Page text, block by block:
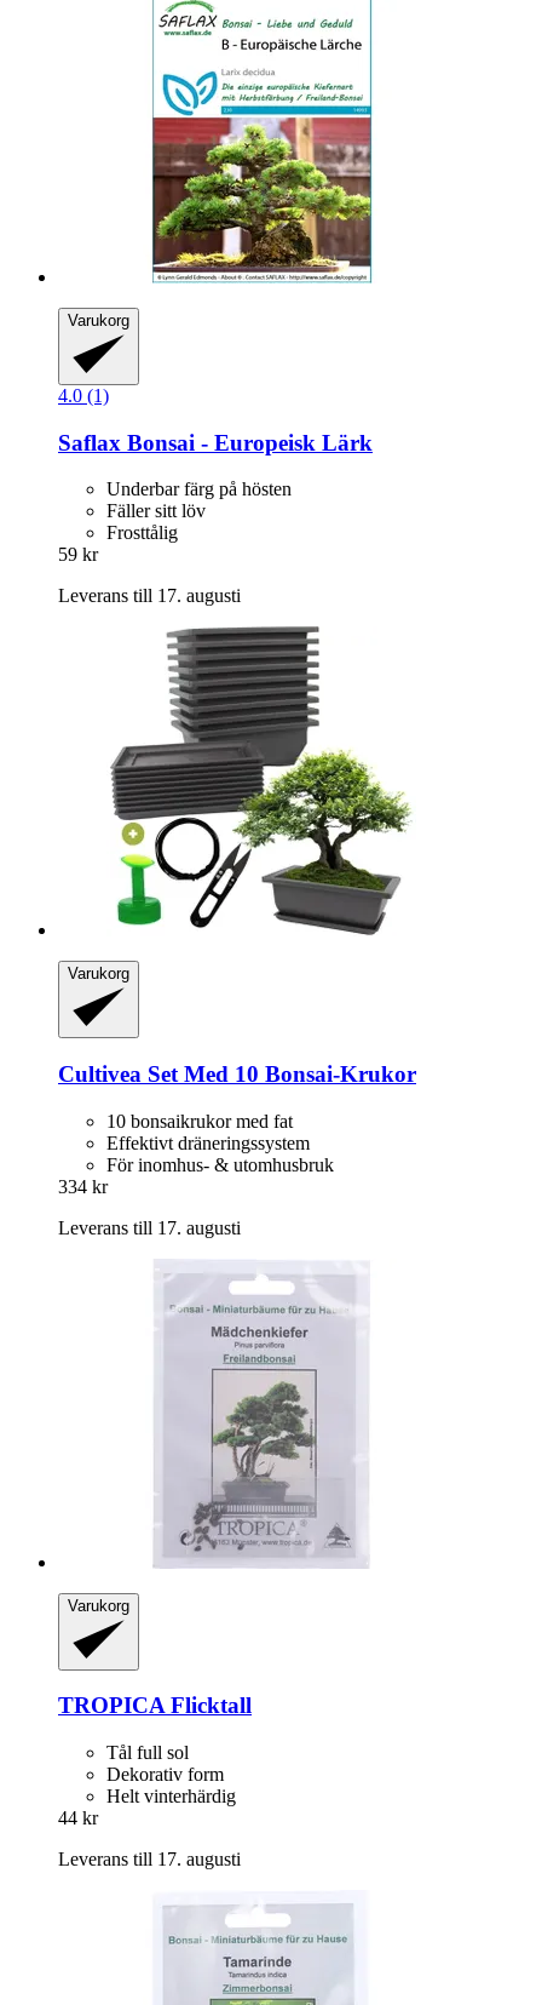
Varukorg
4.0 (1)
Saflax Bonsai -​ Europeisk Lärk
Underbar färg på hösten
Fäller sitt löv
Frosttålig
59 kr
Leverans till 17. augusti
Varukorg
Cultivea Set Med 10 Bonsai-​Krukor
10 bonsaikrukor med fat
Effektivt dräneringssystem
För inomhus- & utomhusbruk
334 kr
Leverans till 17. augusti
Varukorg
TROPICAFlicktall
Tål full sol
Dekorativ form
Helt vinterhärdig
44 kr
Leverans till 17. augusti